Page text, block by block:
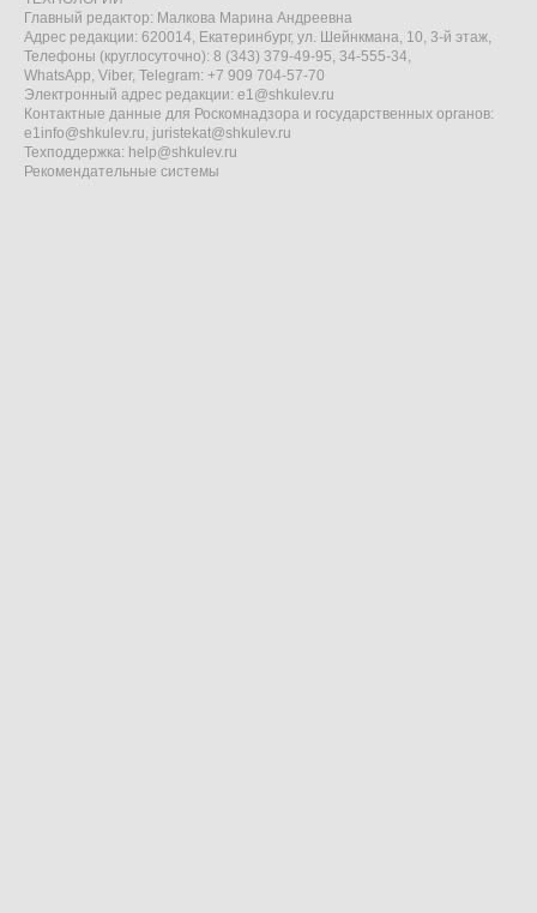
Главный редактор: Малкова Марина Андреевна
Адрес редакции: 620014, Екатеринбург, ул. Шейнкмана, 10, 3-й этаж,
Телефоны (круглосуточно): 8 (343) 379-49-95, 34-555-34,
WhatsApp, Viber, Telegram: +7 909 704-57-70
Электронный адрес редакции: e1@shkulev.ru
Контактные данные для Роскомнадзора и государственных органов:
e1info@shkulev.ru, juristekat@shkulev.ru
Техподдержка: help@shkulev.ru
Рекомендательные системы